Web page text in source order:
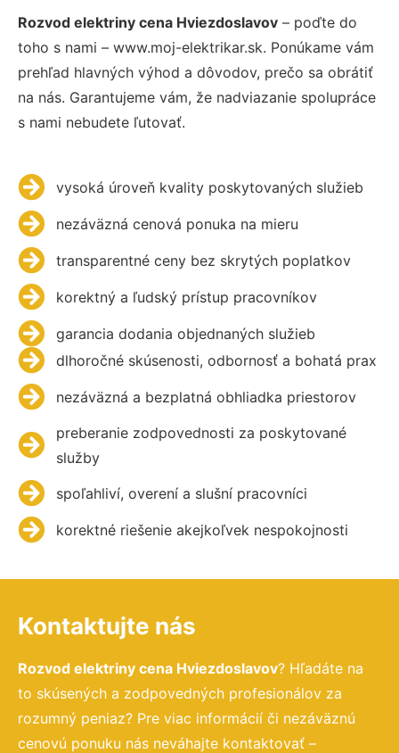
Rozvod elektriny cena Hviezdoslavov – poďte do
toho s nami – www.moj-elektrikar.sk. Ponúkame vám
prehľad hlavných výhod a dôvodov, prečo sa obrátiť
na nás. Garantujeme vám, že nadviazanie spolupráce
s nami nebudete ľutovať.
vysoká úroveň kvality poskytovaných služieb
nezáväzná cenová ponuka na mieru
transparentné ceny bez skrytých poplatkov
korektný a ľudský prístup pracovníkov
garancia dodania objednaných služieb
dlhoročné skúsenosti, odbornosť a bohatá prax
nezáväzná a bezplatná obhliadka priestorov
preberanie zodpovednosti za poskytované
služby
spoľahliví, overení a slušní pracovníci
korektné riešenie akejkoľvek nespokojnosti
Kontaktujte nás
Rozvod elektriny cena Hviezdoslavov? Hľadáte na
to skúsených a zodpovedných profesionálov za
rozumný peniaz? Pre viac informácií či nezáväznú
cenovú ponuku nás neváhajte kontaktovať –